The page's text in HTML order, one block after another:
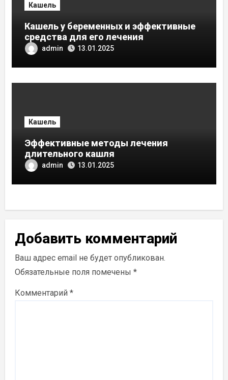
Кашель
Кашель у беременных и эффективные
средства для его лечения
admin 13.01.2025
Кашель
Эффективные методы лечения
длительного кашля
admin 13.01.2025
Добавить комментарий
Ваш адрес email не будет опубликован.
Обязательные поля помечены*
Комментарий*